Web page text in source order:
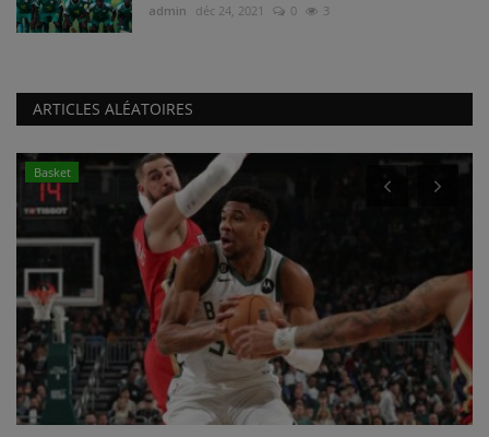
admin déc 24, 2021 0 3
ARTICLES ALÉATOIRES
Basket